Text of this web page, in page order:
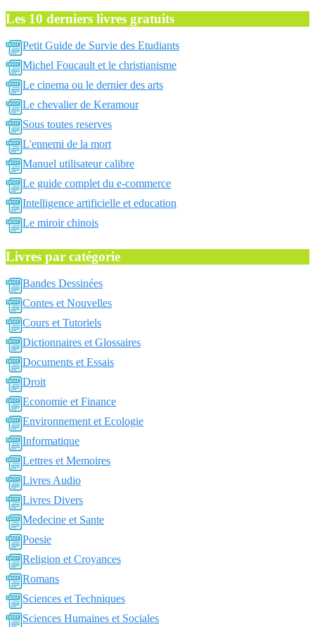
Les 10 derniers livres gratuits
Petit Guide de Survie des Etudiants
Michel Foucault et le christianisme
Le cinema ou le dernier des arts
Le chevalier de Keramour
Sous toutes reserves
L'ennemi de la mort
Manuel utilisateur calibre
Le guide complet du e-commerce
Intelligence artificielle et education
Le miroir chinois
Livres par catégorie
Bandes Dessinées
Contes et Nouvelles
Cours et Tutoriels
Dictionnaires et Glossaires
Documents et Essais
Droit
Economie et Finance
Environnement et Ecologie
Informatique
Lettres et Memoires
Livres Audio
Livres Divers
Medecine et Sante
Poesie
Religion et Croyances
Romans
Sciences et Techniques
Sciences Humaines et Sociales